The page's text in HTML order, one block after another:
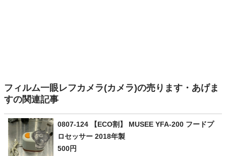
フィルム一眼レフカメラ(カメラ)の売ります・あげま
すの関連記事
0807-124 【ECO割】 MUSEE YFA-200 フードプ
ロセッサー 2018年製
500円